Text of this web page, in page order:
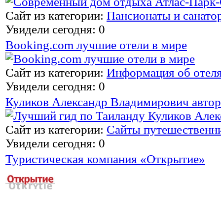
Сайт из категории: Пансионаты и
Увидели сегодня: 0
Booking.com лучшие отели в мире
Сайт из категории: Информация об
Увидели сегодня: 0
Куликов Александр Владимирович
Сайт из категории: Сайты
Увидели сегодня: 0
Туристическая компания «Открытие»